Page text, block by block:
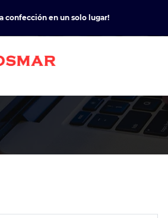
confección en un solo lugar!